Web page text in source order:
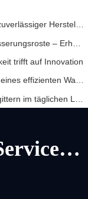
Liaocheng Runyu Road Facility Co., Ltd.: Ein zuverlässiger Hersteller von Schachtabdeckungen für eine sicherere städtische Infrastruktur
trifft auf Innovation
Brückenentwässerungsrohre: Gewährleistung eines effizienten Wassermanagements in der modernen Infrastruktur
Qualität geht vor, Service geht vor